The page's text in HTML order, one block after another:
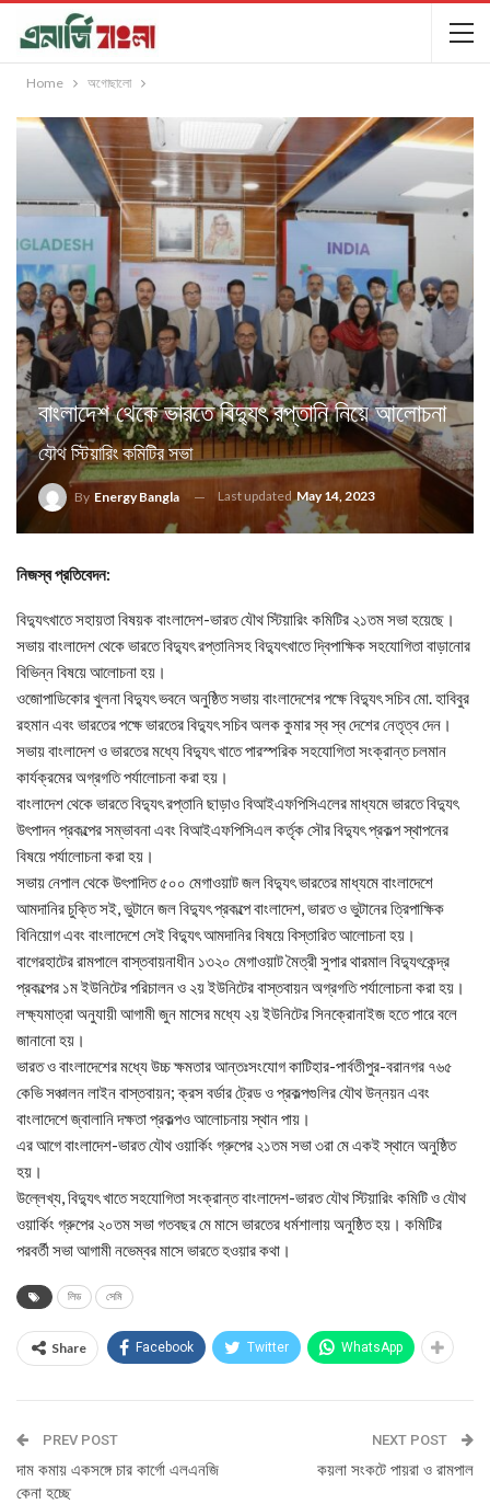
Home অগোছালো
বাংলাদেশ থেকে ভারতে বিদ্যুৎ রপ্তানি নিয়ে আলোচনা
যৌথ স্টিয়ারিং কমিটির সভা
By Energy Bangla Last updatedMay 14, 2023
নিজস্ব প্রতিবেদন:
বিদ্যুৎখাতে সহায়তা বিষয়ক বাংলাদেশ-ভারত যৌথ স্টিয়ারিং কমিটির ২১তম সভা হয়েছে।
সভায় বাংলাদেশ থেকে ভারতে বিদ্যুৎ রপ্তানিসহ বিদ্যুৎখাতে দ্বিপাক্ষিক সহযোগিতা বাড়ানোর
বিভিন্ন বিষয়ে আলোচনা হয়।
ওজোপাডিকোর খুলনা বিদ্যুৎ ভবনে অনুষ্ঠিত সভায় বাংলাদেশের পক্ষে বিদ্যুৎ সচিব মো. হাবিবুর
রহমান এবং ভারতের পক্ষে ভারতের বিদ্যুৎ সচিব অলক কুমার স্ব স্ব দেশের নেতৃত্ব দেন।
সভায় বাংলাদেশ ও ভারতের মধ্যে বিদ্যুৎ খাতে পারস্পরিক সহযোগিতা সংক্রান্ত চলমান
কার্যক্রমের অগ্রগতি পর্যালোচনা করা হয়।
বাংলাদেশ থেকে ভারতে বিদ্যুৎ রপ্তানি ছাড়াও বিআইএফপিসিএলের মাধ্যমে ভারতে বিদ্যুৎ
উৎপাদন প্রকল্পের সম্ভাবনা এবং বিআইএফপিসিএল কর্তৃক সৌর বিদ্যুৎ প্রকল্প স্থাপনের
বিষয়ে পর্যালোচনা করা হয়।
সভায় নেপাল থেকে উৎপাদিত ৫০০ মেগাওয়াট জল বিদ্যুৎ ভারতের মাধ্যমে বাংলাদেশে
আমদানির চুক্তি সই, ভুটানে জল বিদ্যুৎ প্রকল্পে বাংলাদেশ, ভারত ও ভুটানের ত্রিপাক্ষিক
বিনিয়োগ এবং বাংলাদেশে সেই বিদ্যুৎ আমদানির বিষয়ে বিস্তারিত আলোচনা হয়।
বাগেরহাটের রামপালে বাস্তবায়নাধীন ১৩২০ মেগাওয়াট মৈত্রী সুপার থারমাল বিদ্যুৎকেন্দ্র
প্রকল্পের ১ম ইউনিটের পরিচালন ও ২য় ইউনিটের বাস্তবায়ন অগ্রগতি পর্যালোচনা করা হয়।
লক্ষ্যমাত্রা অনুযায়ী আগামী জুন মাসের মধ্যে ২য় ইউনিটের সিনক্রোনাইজ হতে পারে বলে
জানানো হয়।
ভারত ও বাংলাদেশের মধ্যে উচ্চ ক্ষমতার আন্তঃসংযোগ কাটিহার-পার্বতীপুর-বরানগর ৭৬৫
কেভি সঞ্চালন লাইন বাস্তবায়ন; ক্রস বর্ডার ট্রেড ও প্রকল্পগুলির যৌথ উন্নয়ন এবং
বাংলাদেশে জ্বালানি দক্ষতা প্রকল্পও আলোচনায় স্থান পায়।
এর আগে বাংলাদেশ-ভারত যৌথ ওয়ার্কিং গ্রুপের ২১তম সভা ৩রা মে একই স্থানে অনুষ্ঠিত
হয়।
উল্লেখ্য, বিদ্যুৎ খাতে সহযোগিতা সংক্রান্ত বাংলাদেশ-ভারত যৌথ স্টিয়ারিং কমিটি ও যৌথ
ওয়ার্কিং গ্রুপের ২০তম সভা গতবছর মে মাসে ভারতের ধর্মশালায় অনুষ্ঠিত হয়। কমিটির
পরবর্তী সভা আগামী নভেম্বর মাসে ভারতে হওয়ার কথা।
লিড সেমি
Share Facebook Twitter WhatsApp
PREV POST
দাম কমায় একসঙ্গে চার কার্গো এলএনজি
কেনা হচ্ছে
NEXT POST
কয়লা সংকটে পায়রা ও রামপাল